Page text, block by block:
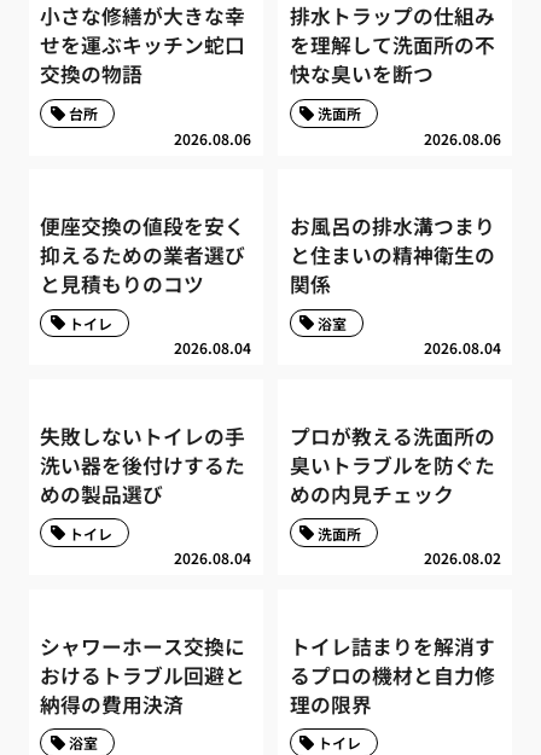
小さな修繕が大きな幸
せを運ぶキッチン蛇口
交換の物語
2026.08.06
台所
排水トラップの仕組み
を理解して洗面所の不
快な臭いを断つ
2026.08.06
洗面所
便座交換の値段を安く
抑えるための業者選び
と見積もりのコツ
2026.08.04
トイレ
お風呂の排水溝つまり
と住まいの精神衛生の
関係
2026.08.04
浴室
失敗しないトイレの手
洗い器を後付けするた
めの製品選び
2026.08.04
トイレ
プロが教える洗面所の
臭いトラブルを防ぐた
めの内見チェック
2026.08.02
洗面所
シャワーホース交換に
おけるトラブル回避と
納得の費用決済
浴室
トイレ詰まりを解消す
るプロの機材と自力修
理の限界
トイレ